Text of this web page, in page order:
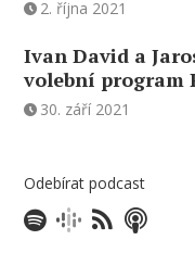
2. října 2021
Ivan David a
volební program
30. září 2021
Odebírat podcast